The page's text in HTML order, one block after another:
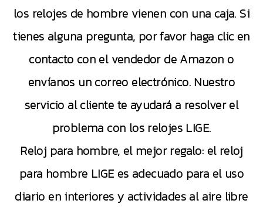
los relojes de hombre vienen con una caja. Si
tienes alguna pregunta, por favor haga clic en
contacto con el vendedor de Amazon o
envíanos un correo electrónico. Nuestro
servicio al cliente te ayudará a resolver el
problema con los relojes LIGE.
Reloj para hombre, el mejor regalo: el reloj
para hombre LIGE es adecuado para el uso
diario en interiores y actividades al aire libre